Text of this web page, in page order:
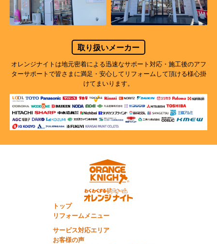
取り扱いメーカー
オレンジナイトは地元密着による迅速なサポート対応・施工後のアフ
ターサポートで皆さまに満足・安心してリフォームして頂ける様心掛
けてまいります。
トップ
リフォームメニュー
サービス対応エリア
お客様の声